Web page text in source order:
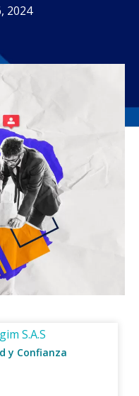
2024
S.A.S
y Confianza